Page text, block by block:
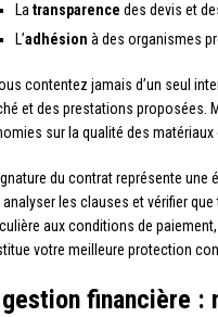
La transparence des devis et
L’adhésion à des organismes
contentez jamais d’un seul
et des prestations proposées.
sur la qualité des
du contrat représente
analyser les clauses et vérifier
aux conditions de
votre meilleure protection
gestion financière :